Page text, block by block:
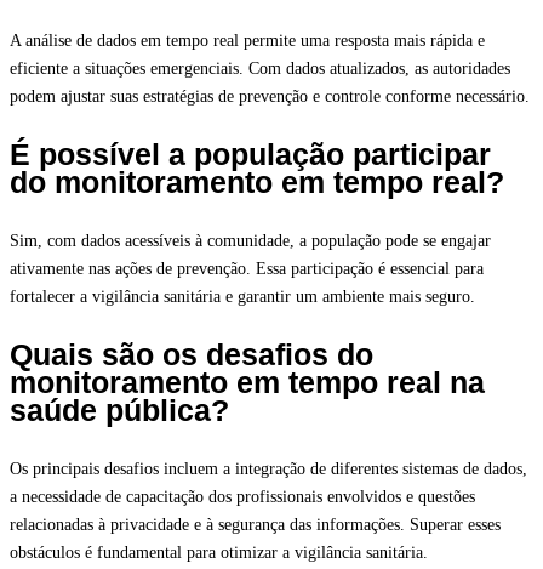
A análise de dados em tempo real permite uma resposta mais rápida e
eficiente a situações emergenciais. Com dados atualizados, as autoridades
podem ajustar suas estratégias de prevenção e controle conforme necessário.
É possível a população participar
do monitoramento em tempo real?
Sim, com dados acessíveis à comunidade, a população pode se engajar
ativamente nas ações de prevenção. Essa participação é essencial para
fortalecer a vigilância sanitária e garantir um ambiente mais seguro.
Quais são os desafios do
monitoramento em tempo real na
saúde pública?
Os principais desafios incluem a integração de diferentes sistemas de dados,
a necessidade de capacitação dos profissionais envolvidos e questões
relacionadas à privacidade e à segurança das informações. Superar esses
obstáculos é fundamental para otimizar a vigilância sanitária.